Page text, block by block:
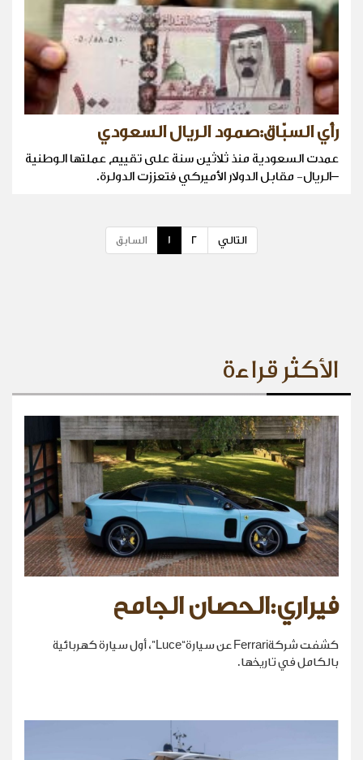
رأي السبّاق:صمود الريال السعودي
عمدت السعودية منذ ثلاثين سنة على تقييم عملتها الوطنية
–الريال- مقابل الدولار الأميركي فتعززت الدولرة.
السابق 1 2 التالي
الأكثر قراءة
فيراري:الحصان الجامح
كشفت شركةFerrari عن سيارة“Luce”، أول سيارة كهربائية
بالكامل في تاريخها.